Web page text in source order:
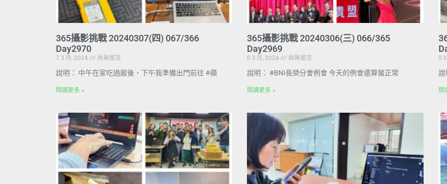
365攝影挑戰 20240307(四) 067/366
Day2970
7 3 月, 2024
尚無留言
說明： 中午在家吃過飯後，下午我準備出門前往 #蘋
閱讀更多 »
365攝影挑戰 20240306(三) 066/365
Day2969
6 3 月, 2024
尚無留言
說明： #BNI長榮分會例會 今天的例會還算蠻正常
閱讀更多 »
5
說
閱